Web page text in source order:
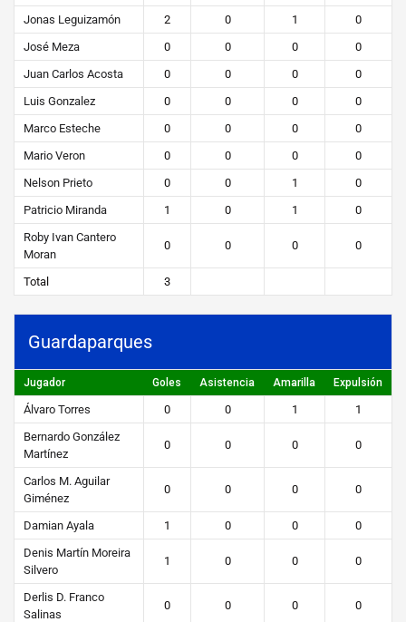
Jonas Leguizamón 2 0 1
0
José Meza
0 0 0
0
Juan Carlos Acosta
0 0 0
0
Luis Gonzalez
0 0 0
0
Marco Esteche
0 0 0
0
Mario Veron
0 0 0
0
Nelson Prieto
0 0 1
0
Patricio Miranda
1 0 1
0
Roby Ivan Cantero
Moran
0 0 0 0
Total 3
Guardaparques
Jugador Goles Asistencia Amarilla Expulsión
Álvaro Torres 0 0 1
1
Bernardo González
Martínez
0 0 0 0
Carlos M. Aguilar
Giménez
0 0 0 0
Damian Ayala 1 0 0
0
Denis Martín Moreira
Silvero
1 0 0 0
Derlis D. Franco
Salinas
0 0 0 0